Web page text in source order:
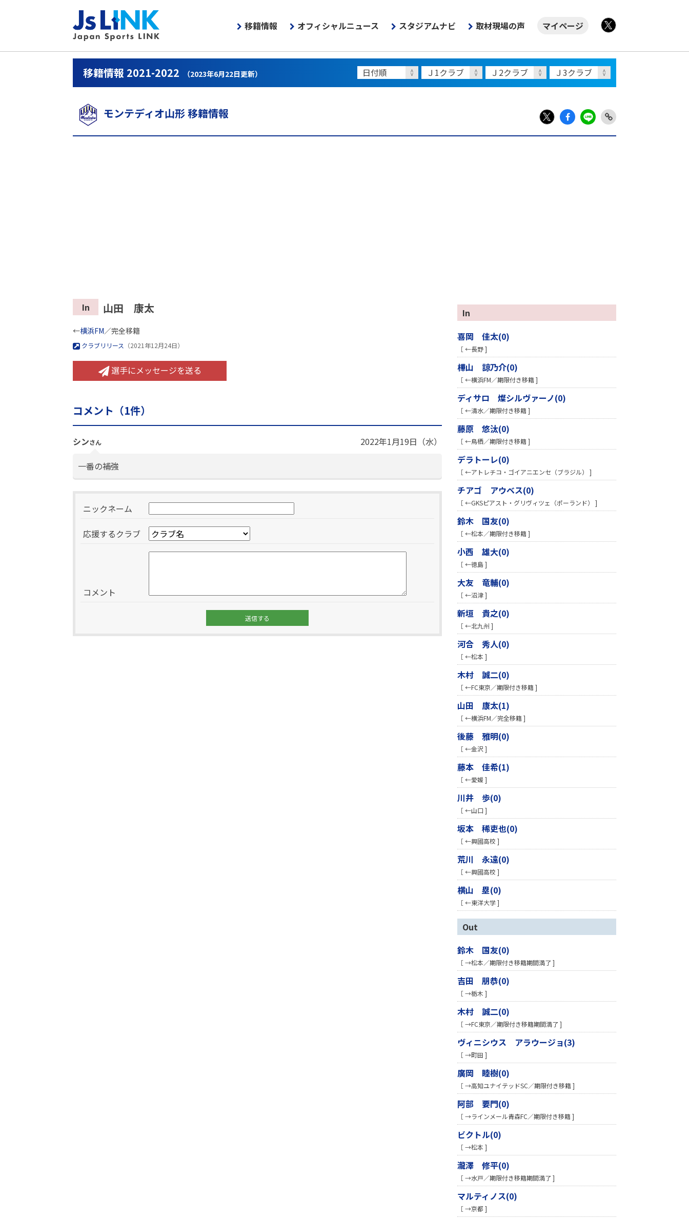
移籍情報 オフィシャルニュース スタジアムナビ 取材現場の声
マイページ
移籍情報 2021-2022 （2023年6月22日更新）
モンテディオ山形 移籍情報
X
Fac LIN Link
In 山田 康太
←横浜FM／完全移籍
クラブリリース （2021年12月24日）
選手にメッセージを送る
コメント（1件）
シンさん
2022年1月19日（水）
一番の補強
ニックネーム
応援するクラブ
コメント
In
喜岡 佳太(0)
［ ←長野 ]
樺山 諒乃介(0)
［ ←横浜FM／期限付き移籍 ]
ディサロ 燦シルヴァーノ(0)
［ ←清水／期限付き移籍 ]
藤原 悠汰(0)
［ ←鳥栖／期限付き移籍 ]
デラトーレ(0)
［ ←アトレチコ・ゴイアニエンセ（ブラジル） ]
チアゴ アウベス(0)
［ ←GKSピアスト・グリヴィツェ（ポーランド） ]
鈴木 国友(0)
［ ←松本／期限付き移籍 ]
小西 雄大(0)
［ ←徳島 ]
大友 竜輔(0)
［ ←沼津 ]
新垣 貴之(0)
［ ←北九州 ]
河合 秀人(0)
［ ←松本 ]
木村 誠二(0)
［ ←FC東京／期限付き移籍 ]
山田 康太(1)
［ ←横浜FM／完全移籍 ]
後藤 雅明(0)
［ ←金沢 ]
藤本 佳希(1)
［ ←愛媛 ]
川井 歩(0)
［ ←山口 ]
坂本 稀吏也(0)
［ ←興國高校 ]
荒川 永遠(0)
［ ←興國高校 ]
横山 塁(0)
［ ←東洋大学 ]
Out
鈴木 国友(0)
［ →松本／期限付き移籍期間満了 ]
吉田 朋恭(0)
［ →栃木 ]
木村 誠二(0)
［ →FC東京／期限付き移籍期間満了 ]
ヴィニシウス アラウージョ(3)
［ →町田 ]
廣岡 睦樹(0)
［ →高知ユナイテッドSC／期限付き移籍 ]
阿部 要門(0)
［ →ラインメール青森FC／期限付き移籍 ]
ビクトル(0)
［ →松本 ]
瀧澤 修平(0)
［ →水戸／期限付き移籍期間満了 ]
マルティノス(0)
［ →京都 ]